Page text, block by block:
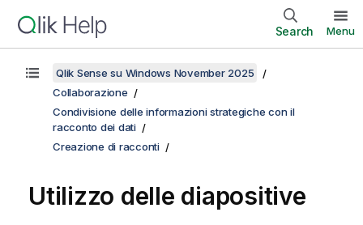
Search Menu
Qlik Sense su Windows November 2025
Collaborazione
Condivisione delle informazioni strategiche con il
racconto dei dati
Creazione di racconti
Utilizzo delle diapositive